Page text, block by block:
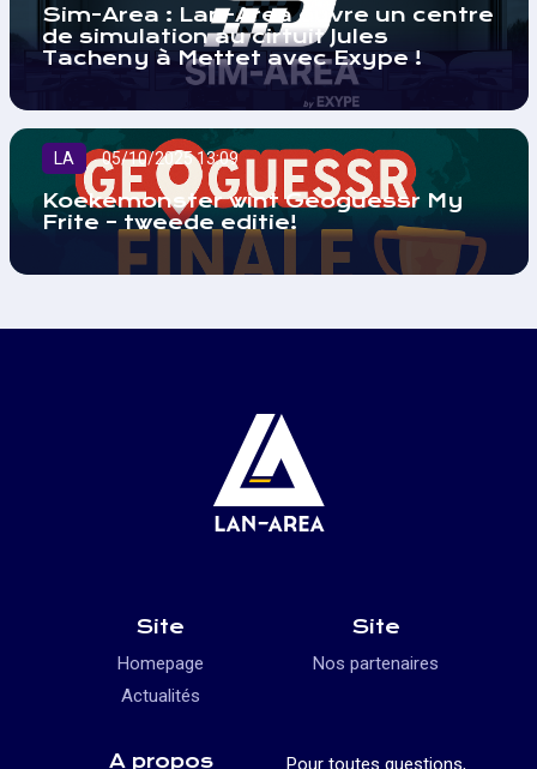
Sim-Area : Lan-Area ouvre un centre
de simulation au cirtuit Jules
Tacheny à Mettet avec Exype !
LA 05/10/2025 13:09
Koekemonster wint Geoguessr My
Frite – tweede editie!
Site
Homepage
Actualités
Site
Nos partenaires
A propos Pour toutes questions,